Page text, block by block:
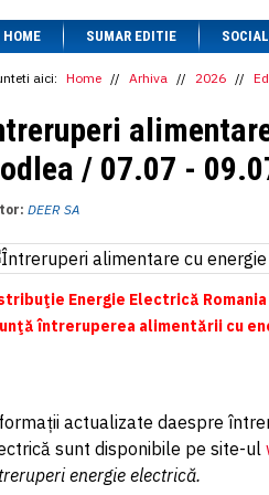
HOME SUMAR EDITIE SOCIAL
aici: Home // Arhiva // 2026 //
/ 07.07 -
DEER SA
Energie Electrică
întreruperea alimentării cu
actualizate daespre
sunt disponibile pe site-ul
energie electrică.